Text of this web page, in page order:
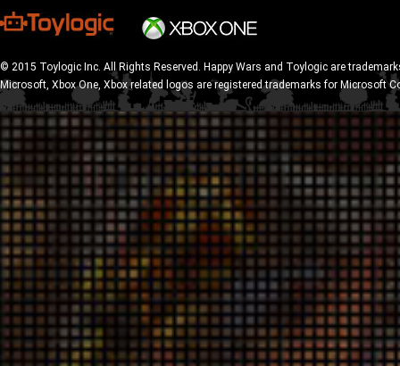
© 2015 Toylogic Inc. All Rights Reserved. Happy Wars and Toylogic are
Microsoft, Xbox One, Xbox related logos are registered trademarks for Microsoft